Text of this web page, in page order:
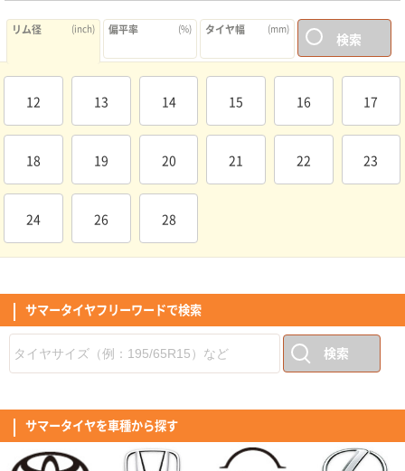
リム径 (inch) 偏平率 (%) タイヤ幅 (mm)
検索
12 13 14 15 16 17
18 19 20 21 22 23
24 26 28
サマータイヤフリーワードで検索
検索
サマータイヤを車種から探す
(4.29点)mav*******さん
GOODYEAR EfficientGrip Comfort 215/45R18 93W XL
純正タイヤからの取り替え。静寂性、グリップ、乗り心地など問題なく満足
(4.14点)mim*******さん
MAXTREK MAXIMUS M2 185/65R15 88H
走行距離はそこまでなかったが、経年の関係で交換。過去2回も同じメーカ
ーだったので不安はありません。 盆前に交換出来て良かったです。 性能は
取り替えたばかりなので暫定です。
(5.00点)
こまこまさん
が一緒で特に不満もなかったので今回は初めてオールタイヤシーズンタイヤ
の購入にしました。 コストパフォーマンスも良く取り付け工賃も軽自動車
とは言えバルブ交換、廃タイヤ引取り、窒素ガス注入でも10500円と安くト
ータル的に35000円を切りました。8/1からタイヤが値上がるため、タイミ
ングも良かったです。 年に数回程度しか雪が降らないためこのクラスのタ
イヤで良いかなと思います。素人ながらロードノイズや道路の凹凸も気にな
(4.50点)mag*******さん
RADAR Dimax SPORT 225/50R17 98Y XL
他の方も書かれてますが、転がりが良いような感がします。特にスタートし
てから、巡航回転になった際、あっ。と感じるほどです｢個人の感想｣ タイ
が、そのうち気にならなくなりましたが、少し大きめのような気がします。
サイドのデザインは、独特で好き嫌いが出るかと思いますが、私は好感がも
てました。全体的な評価としては高評価です。
RADAR Dimax R8+ 255/40R19.Z 100Y XL
このタイヤ、価格の割にたいへんグリップの良い感じ。 乗り心地も良いで
す。 前輪と後輪のタイヤサイズが違う車に装着しました。